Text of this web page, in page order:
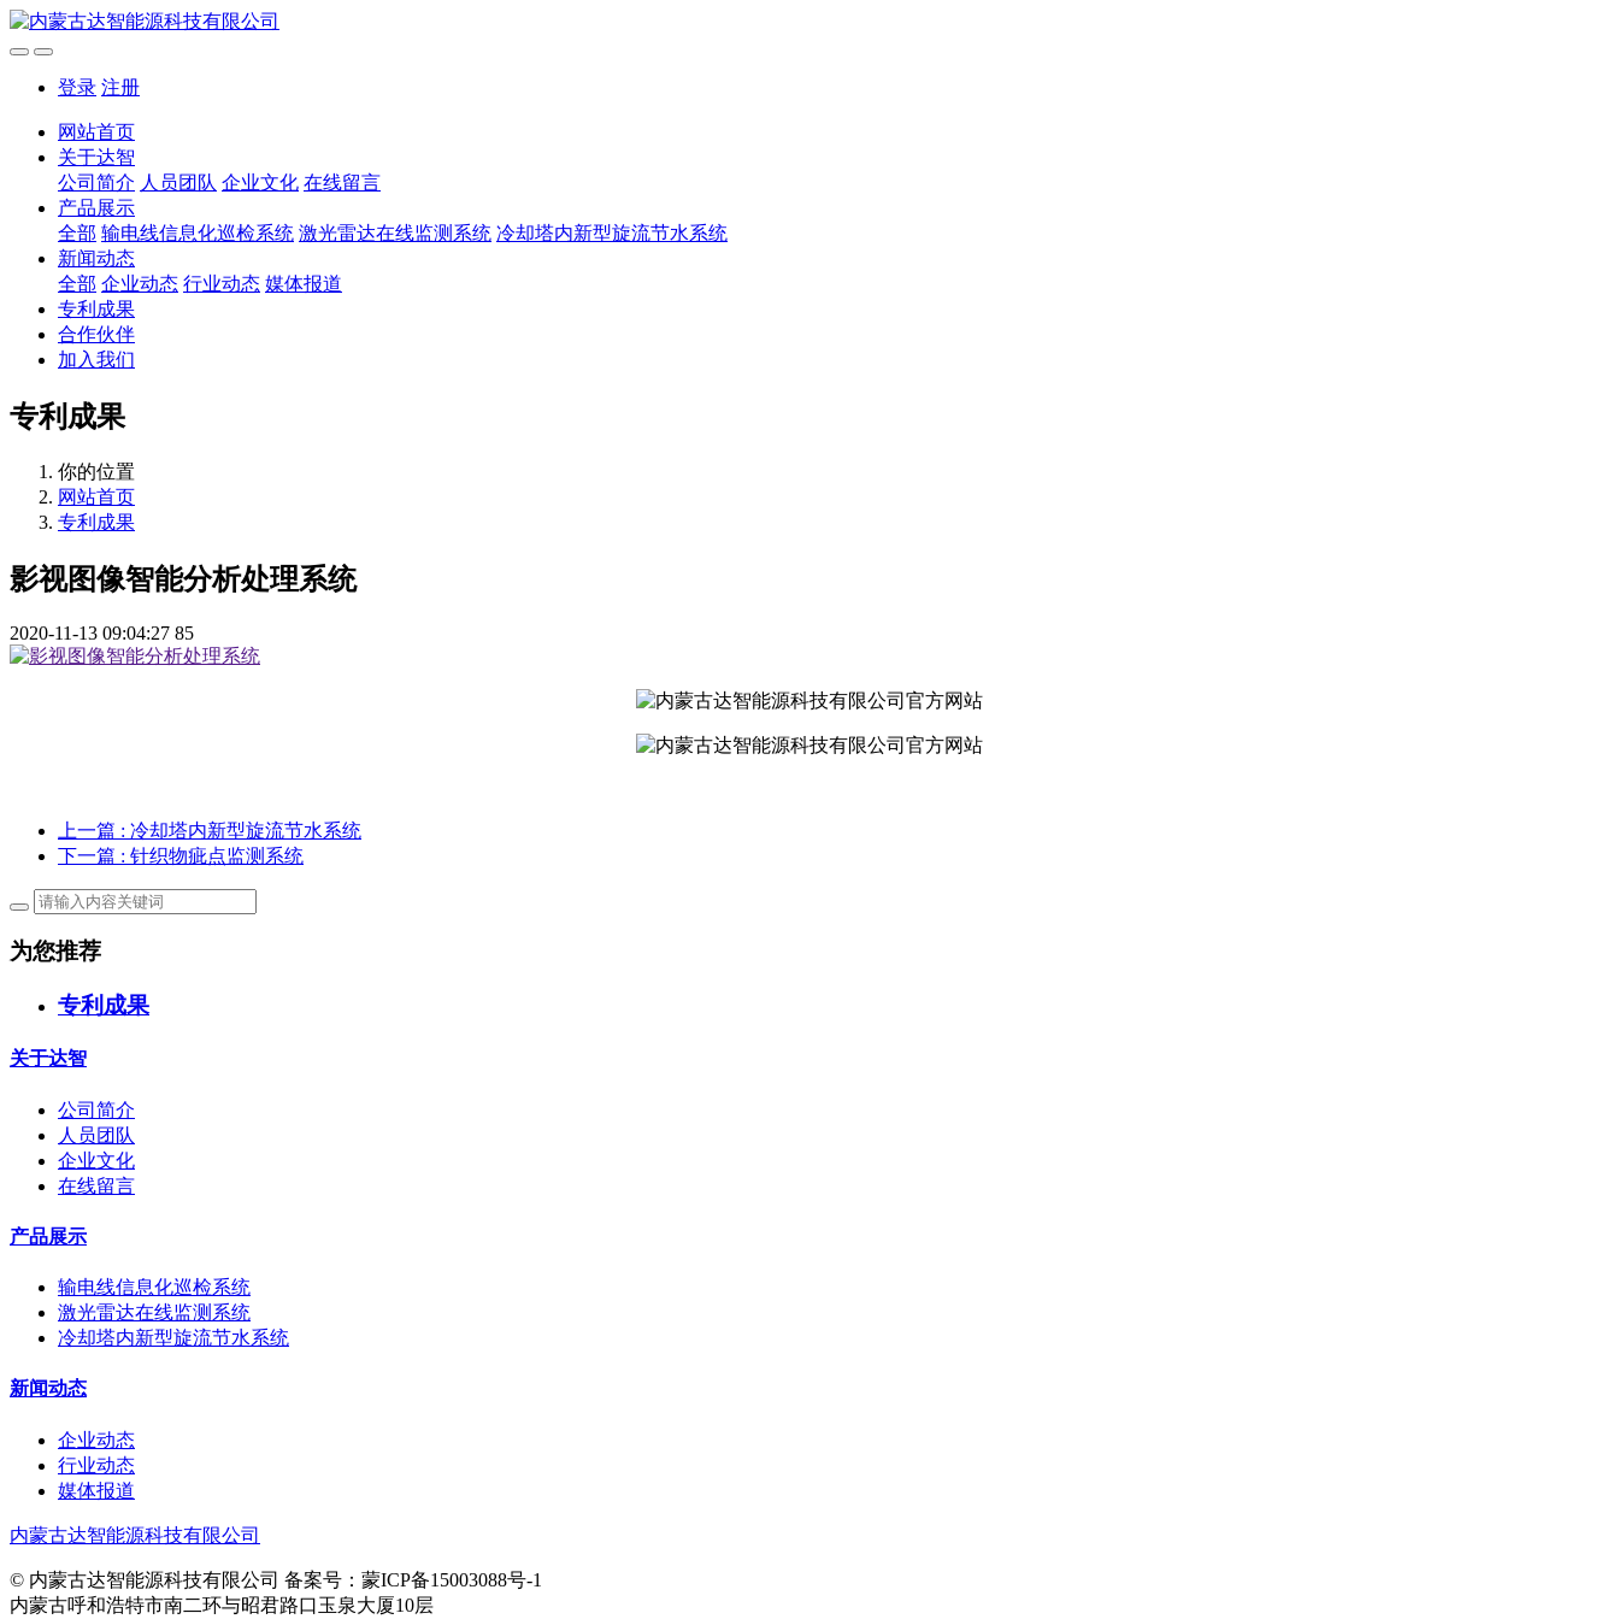
登录 注册
网站首页
关于达智
公司简介 人员团队 企业文化 在线留言
产品展示
全部 输电线信息化巡检系统 激光雷达在线监测系统 冷却塔内新型旋流节水系统
新闻动态
全部 企业动态 行业动态 媒体报道
专利成果
合作伙伴
加入我们
专利成果
你的位置
网站首页
专利成果
影视图像智能分析处理系统
2020-11-13 09:04:27 85
上一篇 : 冷却塔内新型旋流节水系统
下一篇 : 针织物疵点监测系统
为您推荐
专利成果
关于达智
公司简介
人员团队
企业文化
在线留言
产品展示
输电线信息化巡检系统
激光雷达在线监测系统
冷却塔内新型旋流节水系统
新闻动态
企业动态
行业动态
媒体报道
内蒙古达智能源科技有限公司
© 内蒙古达智能源科技有限公司 备案号：蒙ICP备15003088号-1
内蒙古呼和浩特市南二环与昭君路口玉泉大厦10层